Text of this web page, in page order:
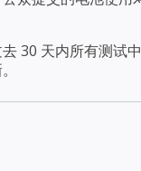
30 天内所有测试